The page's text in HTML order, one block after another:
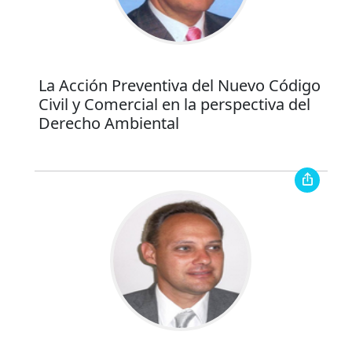
La Acción Preventiva del Nuevo Código
Civil y Comercial en la perspectiva del
Derecho Ambiental